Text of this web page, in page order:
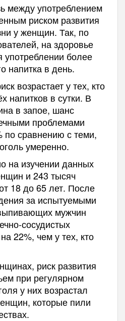
между употреблением
риском развития
у женщин. Так, по
на здоровье
употреблении более
напитка в день.
возрастает у тех, кто
напитков в сутки. В
в запое, шанс
проблемами
по сравнению с теми,
умеренно.
на изучении данных
и 243 тысяч
18 до 65 лет. После
за испытуемыми
мужчин
сосудистых
22%, чем у тех, кто
риск развития
при регулярном
у них возрастал
которые пили